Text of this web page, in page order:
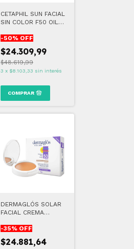
CETAPHIL SUN FACIAL
SIN COLOR F50 OIL
-50% OFF
$24.309,99
$48.619,99
3 x $8.103,33 sin interés
DERMAGLÓS SOLAR
FACIAL CREMA
TONO 2
-35% OFF
$24.881,64